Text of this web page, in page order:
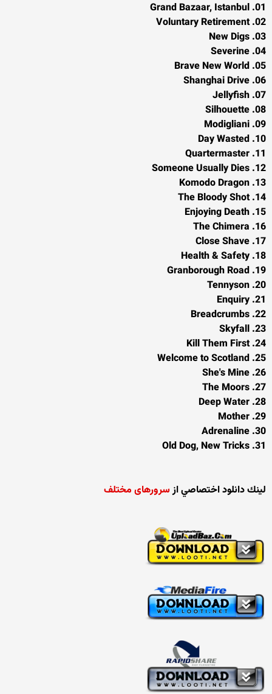
01. Grand Bazaar, Istanbul
02. Voluntary Retirement
03. New Digs
04. Severine
05. Brave New World
06. Shanghai Drive
07. Jellyfish
08. Silhouette
09. Modigliani
10. Day Wasted
11. Quartermaster
12. Someone Usually Dies
13. Komodo Dragon
14. The Bloody Shot
15. Enjoying Death
16. The Chimera
17. Close Shave
18. Health & Safety
19. Granborough Road
20. Tennyson
21. Enquiry
22. Breadcrumbs
23. Skyfall
24. Kill Them First
25. Welcome to Scotland
26. She's Mine
27. The Moors
28. Deep Water
29. Mother
30. Adrenaline
31. Old Dog, New Tricks
لينك دانلود اختصاصي ازسرورهای مختلف